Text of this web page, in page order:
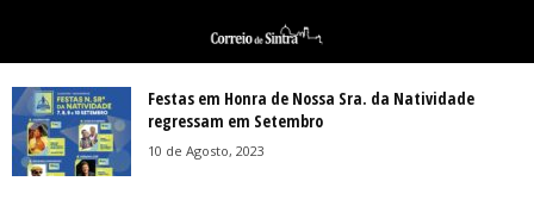
Festas em Honra de Nossa Sra. da Natividade
regressam em Setembro
10 de Agosto, 2023